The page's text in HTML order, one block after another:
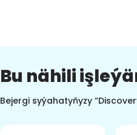
Bu nähili
Bejergi syýahatyňyzy